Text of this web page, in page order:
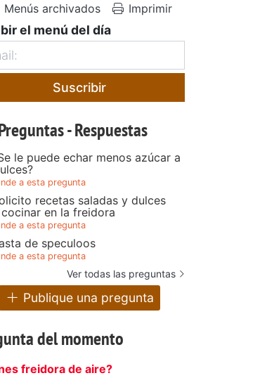
Menús archivados Imprimir
el menú del día
Suscribir
- Respuestas
le puede echar menos azúcar a
a esta pregunta
recetas saladas y dulces
en la freidora
a esta pregunta
de speculoos
a esta pregunta
Ver todas las preguntas
Publique una pregunta
del momento
freidora de aire?